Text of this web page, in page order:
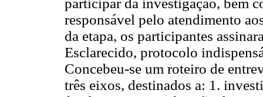
responsável pelo atendimento
da etapa, os participantes
Esclarecido, protocolo
Concebeu-se um roteiro de
três eixos, destinados a: 1.